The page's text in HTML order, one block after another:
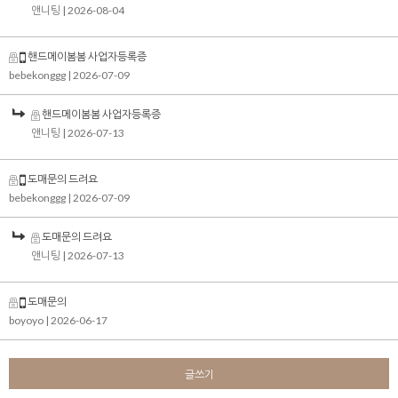
앤니팅 | 2026-08-04
핸드메이봄봄 사업자등록증
bebekonggg | 2026-07-09
핸드메이봄봄 사업자등록증
앤니팅 | 2026-07-13
도매문의 드려요
bebekonggg | 2026-07-09
도매문의 드려요
앤니팅 | 2026-07-13
도매문의
boyoyo | 2026-06-17
글쓰기